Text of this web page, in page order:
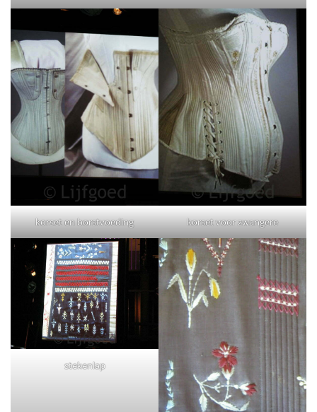
korset en borstvoeding korset voor zwangere
stekenlap